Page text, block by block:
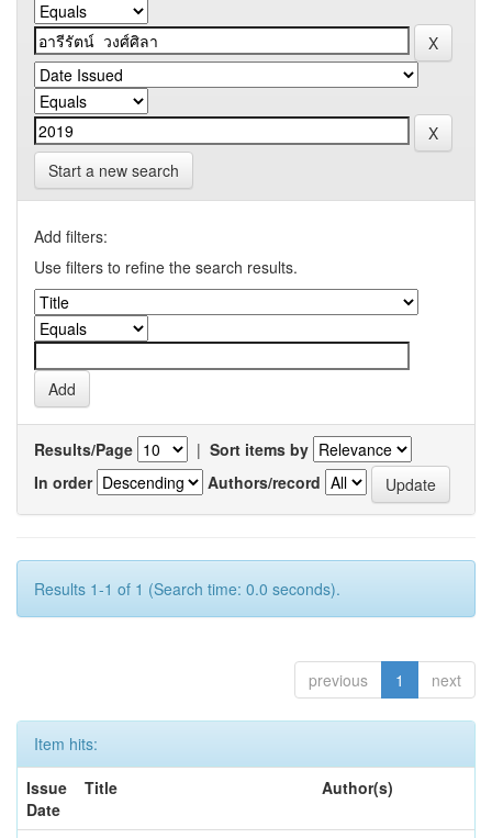
Start a new search
Add filters:
Use filters to refine the search results.
Results/Page | Sort items by
In order
Authors/record
Results 1-1 of 1 (Search time: 0.0 seconds).
previous 1 next
Item hits:
Issue
Date
Title Author(s)